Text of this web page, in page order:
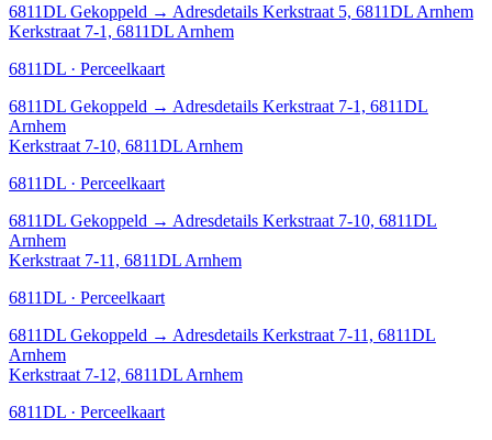
6811DL Gekoppeld → Adresdetails Kerkstraat 5, 6811DL Arnhem
Kerkstraat 7-1, 6811DL Arnhem
6811DL · Perceelkaart
6811DL Gekoppeld → Adresdetails Kerkstraat 7-1, 6811DL
Arnhem
Kerkstraat 7-10, 6811DL Arnhem
6811DL · Perceelkaart
6811DL Gekoppeld → Adresdetails Kerkstraat 7-10, 6811DL
Arnhem
Kerkstraat 7-11, 6811DL Arnhem
6811DL · Perceelkaart
6811DL Gekoppeld → Adresdetails Kerkstraat 7-11, 6811DL
Arnhem
Kerkstraat 7-12, 6811DL Arnhem
6811DL · Perceelkaart